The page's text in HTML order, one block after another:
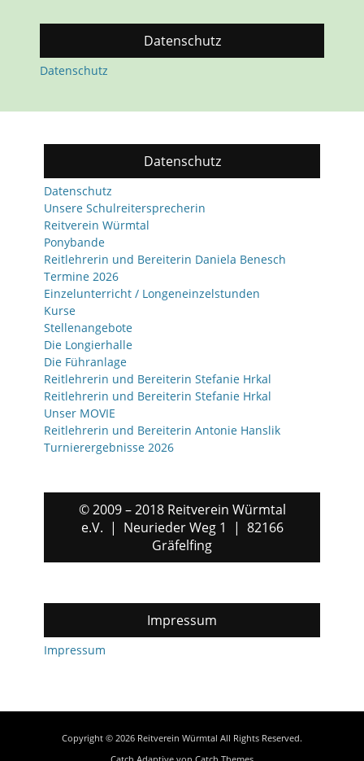
Datenschutz
Datenschutz
Datenschutz
Datenschutz
Unsere Schulreitersprecherin
Reitverein Würmtal
Ponybande
Reitlehrerin und Bereiterin Daniela Benesch
Termine 2026
Einzelunterricht / Longeneinzelstunden
Kurse
Stellenangebote
Die Longierhalle
Die Führanlage
Reitlehrerin und Bereiterin Stefanie Hrkal
Reitlehrerin und Bereiterin Stefanie Hrkal
Unser MOVIE
Reitlehrerin und Bereiterin Antonie Hanslik
Turnierergebnisse 2026
© 2009 – 2018 Reitverein Würmtal
e.V. | Neurieder Weg 1 | 82166
Gräfelfing
Impressum
Impressum
Copyright © 2026 Reitverein Würmtal All Rights Reserved.